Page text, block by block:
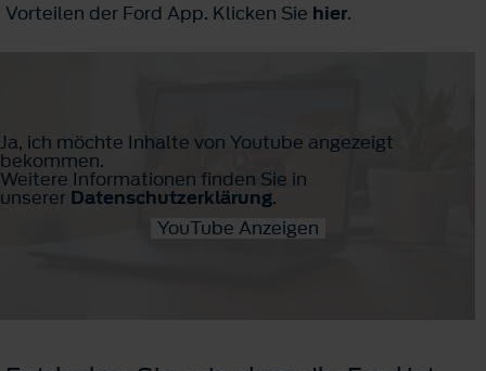
Vorteilen der Ford App. Klicken Sie hier.
Ja, ich möchte Inhalte von Youtube angezeigt
bekommen.
Weitere Informationen finden Sie in
unserer Datenschutzerklärung.
YouTube Anzeigen